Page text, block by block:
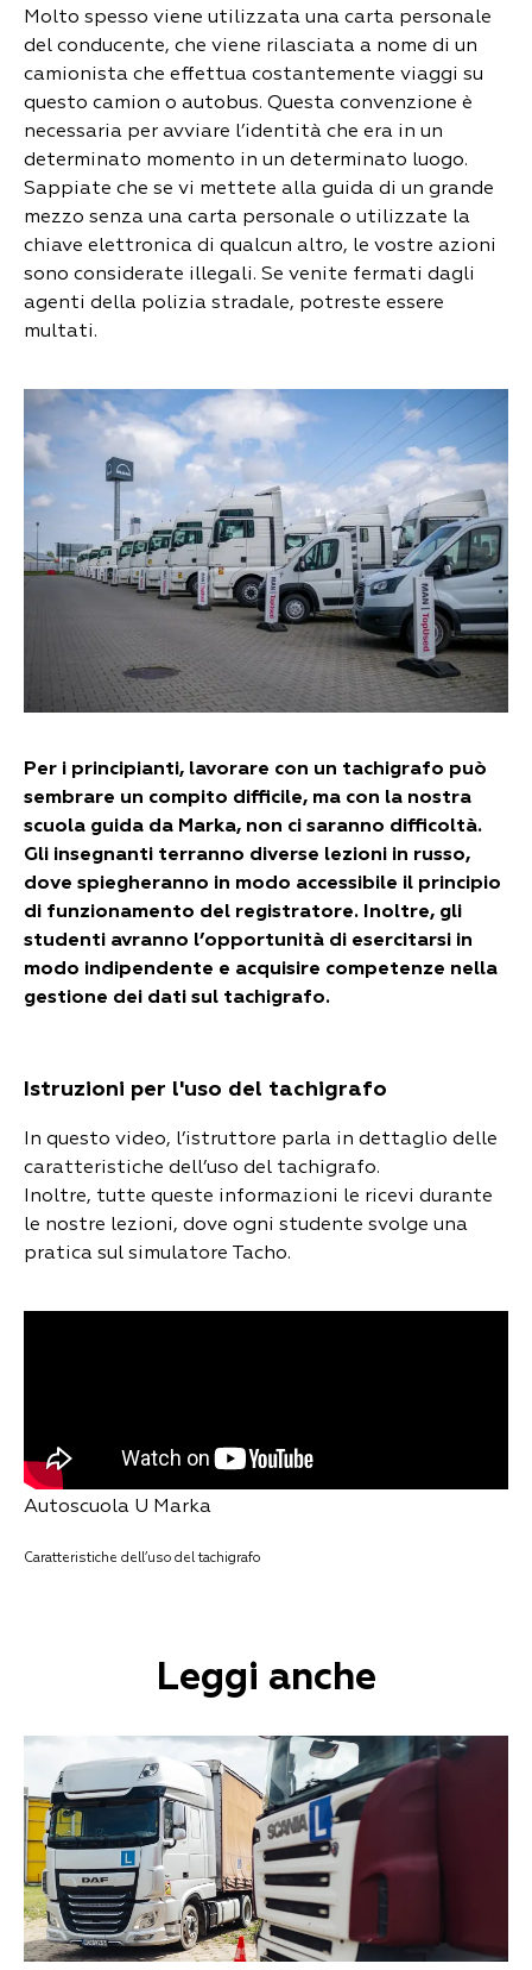
Molto spesso viene utilizzata una carta personale
del conducente, che viene rilasciata a nome di un
camionista che effettua costantemente viaggi su
questo camion o autobus. Questa convenzione è
necessaria per avviare l’identità che era in un
determinato momento in un determinato luogo.
Sappiate che se vi mettete alla guida di un grande
mezzo senza una carta personale o utilizzate la
chiave elettronica di qualcun altro, le vostre azioni
sono considerate illegali. Se venite fermati dagli
agenti della polizia stradale, potreste essere
multati.
Per i principianti, lavorare con un tachigrafo può
sembrare un compito difficile, ma con la nostra
scuola guida da Marka, non ci saranno difficoltà.
Gli insegnanti terranno diverse lezioni in russo,
dove spiegheranno in modo accessibile il principio
di funzionamento del registratore. Inoltre, gli
studenti avranno l’opportunità di esercitarsi in
modo indipendente e acquisire competenze nella
gestione dei dati sul tachigrafo.
Istruzioni per l'uso del tachigrafo
In questo video, l’istruttore parla in dettaglio delle
caratteristiche dell’uso del tachigrafo.
Inoltre, tutte queste informazioni le ricevi durante
le nostre lezioni, dove ogni studente svolge una
pratica sul simulatore Tacho.
Autoscuola U Marka
Caratteristiche dell’uso del tachigrafo
Leggi anche